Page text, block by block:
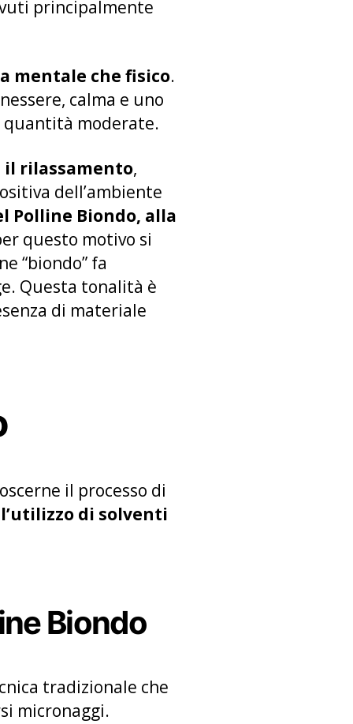
principalmente
mentale che fisico.
calma e uno
quantità moderate.
rilassamento,
dell’ambiente
Polline Biondo, alla
questo motivo si
“biondo” fa
Questa tonalità è
di materiale
il processo di
di solventi
Biondo
tradizionale che
micronaggi.